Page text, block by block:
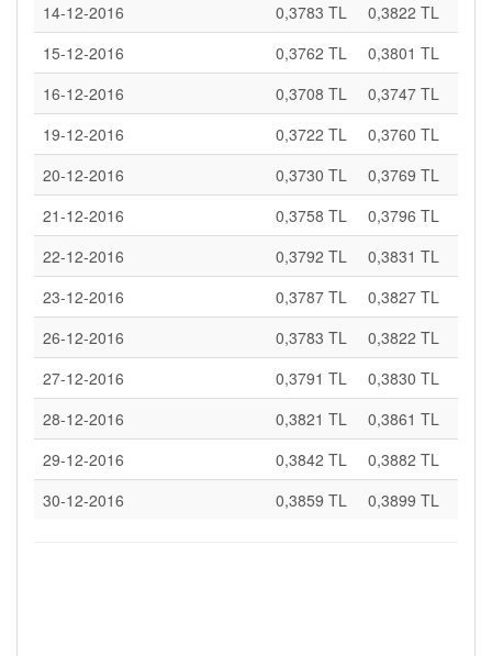
14-12-2016
0,3783 TL
0,3822 TL
15-12-2016
0,3762 TL
0,3801 TL
16-12-2016
0,3708 TL
0,3747 TL
19-12-2016
0,3722 TL
0,3760 TL
20-12-2016
0,3730 TL
0,3769 TL
21-12-2016
0,3758 TL
0,3796 TL
22-12-2016
0,3792 TL
0,3831 TL
23-12-2016
0,3787 TL
0,3827 TL
26-12-2016
0,3783 TL
0,3822 TL
27-12-2016
0,3791 TL
0,3830 TL
28-12-2016
0,3821 TL
0,3861 TL
29-12-2016
0,3842 TL
0,3882 TL
30-12-2016
0,3859 TL 0,3899 TL